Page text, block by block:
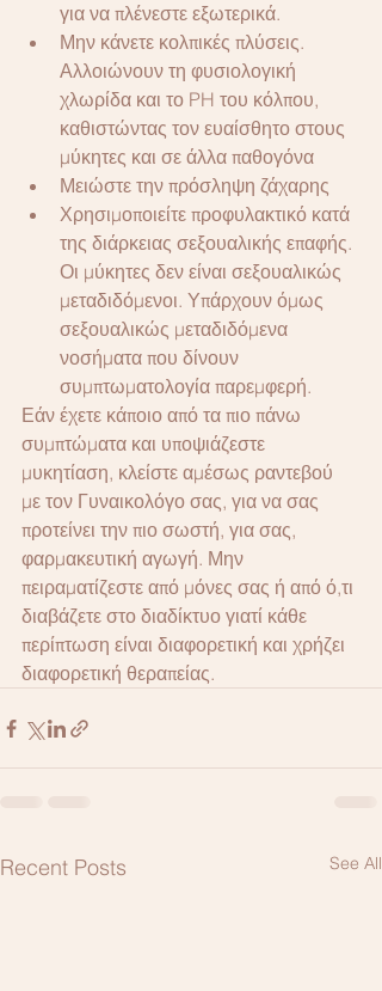
για να πλένεστε εξωτερικά.
Μην κάνετε κολπικές πλύσεις.
Αλλοιώνουν τη φυσιολογική
χλωρίδα και το PH του κόλπου,
καθιστώντας τον ευαίσθητο στους
μύκητες και σε άλλα παθογόνα
Μειώστε την πρόσληψη ζάχαρης
Χρησιμοποιείτε προφυλακτικό κατά
της διάρκειας σεξουαλικής επαφής.
Οι μύκητες δεν είναι σεξουαλικώς
μεταδιδόμενοι. Υπάρχουν όμως
σεξουαλικώς μεταδιδόμενα
νοσήματα που δίνουν
συμπτωματολογία παρεμφερή.
Εάν έχετε κάποιο από τα πιο πάνω
συμπτώματα και υποψιάζεστε
μυκητίαση, κλείστε αμέσως ραντεβού
με τον Γυναικολόγο σας, για να σας
προτείνει την πιο σωστή, για σας,
φαρμακευτική αγωγή. Μην
πειραματίζεστε από μόνες σας ή από ό,τι
διαβάζετε στο διαδίκτυο γιατί κάθε
περίπτωση είναι διαφορετική και χρήζει
διαφορετική θεραπείας.
Recent Posts See All